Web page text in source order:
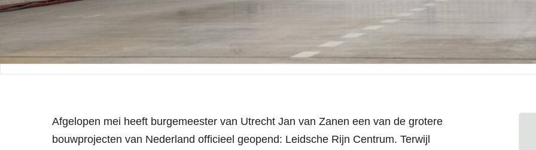
Afgelopen mei heeft burgemeester van Utrecht Jan van Zanen een van de grotere
bouwprojecten van Nederland officieel geopend: Leidsche Rijn Centrum. Terwijl